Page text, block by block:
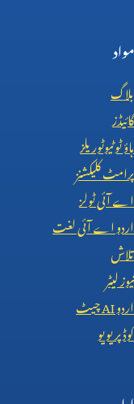
مواد
بلاگ
گائیڈز
ہاؤ ٹو ٹیوٹوریلز
پرامٹ کلیکشنز
اے آئی ٹولز
اردو اے آئی لغت
تلاش
نیوز لیٹر
اردوAIچیٹ
کوڈ پریویو